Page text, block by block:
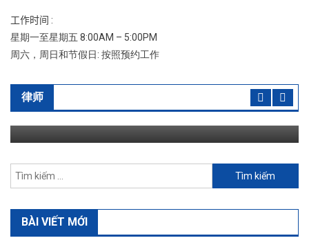
工作时间 :
星期一至星期五 8:00AM – 5:00PM
周六，周日和节假日: 按照预约工作
律师
律师 Công Vinh
kiếm
BÀI VIẾT MỚI